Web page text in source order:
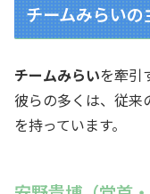
チームみらい
チームみらいを牽引
彼らの多くは、従来
を持っています。